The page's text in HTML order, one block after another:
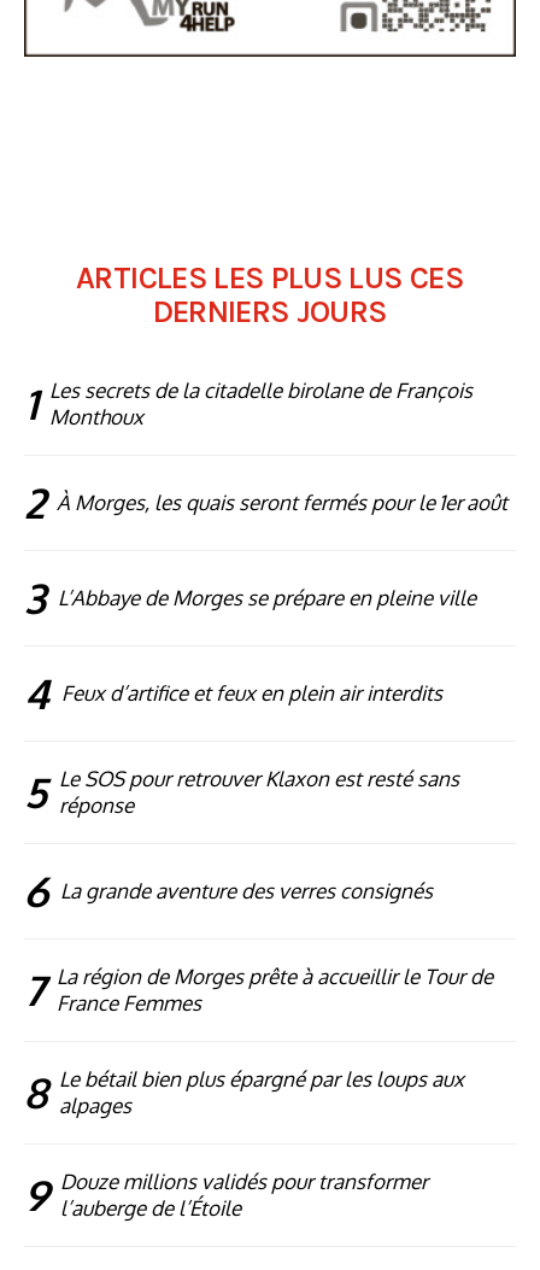
ARTICLES LES PLUS LUS CES
DERNIERS JOURS
1 Les secrets de la citadelle birolane de François
Monthoux
2 À Morges, les quais seront fermés pour le 1er août
3 L’Abbaye de Morges se prépare en pleine ville
4 Feux d’artifice et feux en plein air interdits
5 Le SOS pour retrouver Klaxon est resté sans
réponse
6 La grande aventure des verres consignés
7 La région de Morges prête à accueillir le Tour de
France Femmes
8 Le bétail bien plus épargné par les loups aux
alpages
9 Douze millions validés pour transformer
l’auberge de l’Étoile